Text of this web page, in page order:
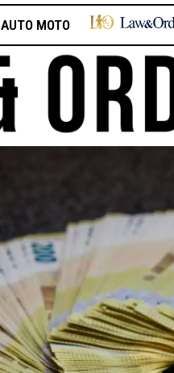
AUTO MOTO